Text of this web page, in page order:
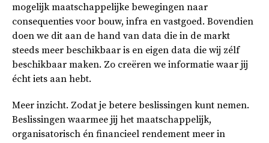
mogelijk maatschappelijke bewegingen naar
consequenties voor bouw, infra en vastgoed. Bovendien
doen we dit aan de hand van data die in de markt
steeds meer beschikbaar is en eigen data die wij zélf
beschikbaar maken. Zo creëren we informatie waar jij
écht iets aan hebt.
Meer inzicht. Zodat je betere beslissingen kunt nemen.
Beslissingen waarmee jij het maatschappelijk,
organisatorisch én financieel rendement meer in